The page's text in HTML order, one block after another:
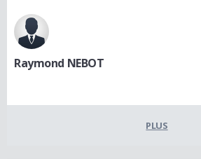
Raymond NEBOT
PLUS